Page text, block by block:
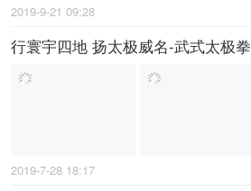
2019-9-21 09:28
行寰宇四地 扬太极威名-武式太极
2019-7-28 18:17